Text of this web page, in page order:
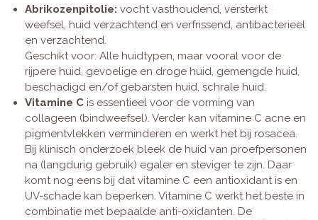
Abrikozenpitolie: vocht vasthoudend, versterkt
weefsel, huid verzachtend en verfrissend, antibacterieel
en verzachtend.
Geschikt voor: Alle huidtypen, maar vooral voor de
rijpere huid, gevoelige en droge huid, gemengde huid,
beschadigd en/of gebarsten huid, schrale huid.
Vitamine C is essentieel voor de vorming van
collageen (bindweefsel). Verder kan vitamine C acne en
pigmentvlekken verminderen en werkt het bij rosacea.
Bij klinisch onderzoek bleek de huid van proefpersonen
na (langdurig gebruik) egaler en steviger te zijn. Daar
komt nog eens bij dat vitamine C een antioxidant is en
UV-schade kan beperken. Vitamine C werkt het beste in
combinatie met bepaalde anti-oxidanten. De